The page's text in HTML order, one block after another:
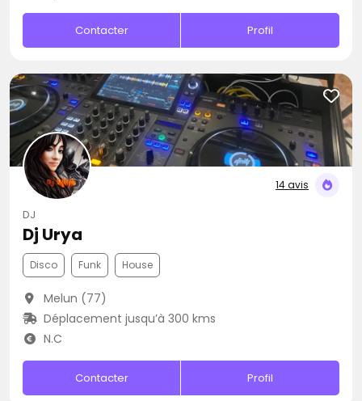
Contacter Profil
14 avis
DJ
Dj Urya
Disco Funk House
Melun (77)
Déplacement jusqu’à 300 kms
N.C
Contacter Profil